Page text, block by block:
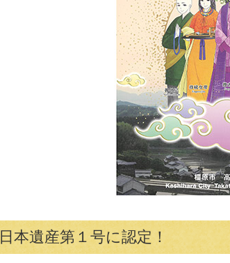
日本遺産第１号に認定！